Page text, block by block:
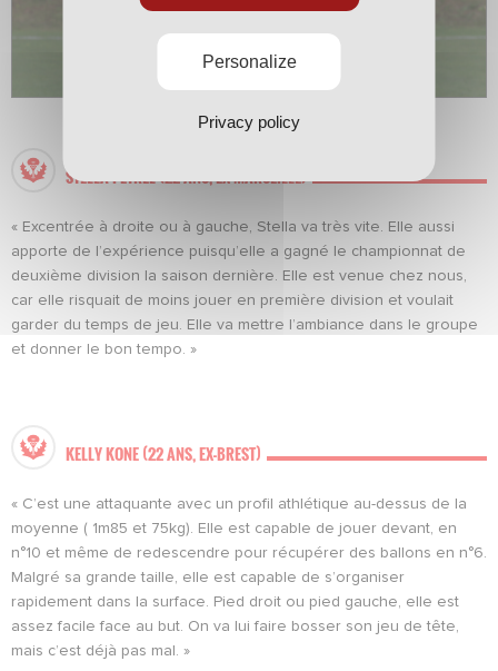
STELLA PETREL (22 ANS, EX-MARSEILLE)
« Excentrée à droite ou à gauche, Stella va très vite. Elle aussi
apporte de l’expérience puisqu’elle a gagné le championnat de
deuxième division la saison dernière. Elle est venue chez nous,
car elle risquait de moins jouer en première division et voulait
garder du temps de jeu. Elle va mettre l’ambiance dans le groupe
et donner le bon tempo. »
KELLY KONE (22 ANS, EX-BREST)
« C’est une attaquante avec un profil athlétique au-dessus de la
moyenne ( 1m85 et 75kg). Elle est capable de jouer devant, en
n°10 et même de redescendre pour récupérer des ballons en n°6.
Malgré sa grande taille, elle est capable de s’organiser
rapidement dans la surface. Pied droit ou pied gauche, elle est
assez facile face au but. On va lui faire bosser son jeu de tête,
mais c’est déjà pas mal. »
Personalize
Privacy policy